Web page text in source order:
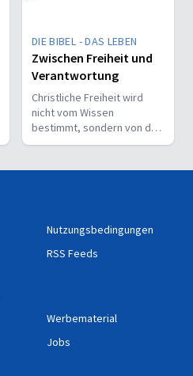
DIE BIBEL - DAS LEBEN
Zwischen Freiheit und
Verantwortung
Christliche Freiheit wird
nicht vom Wissen
bestimmt, sondern von der
Beziehung zum Nächsten –
Nutzungsbedingungen
RSS Feeds
Werbematerial
Jobs